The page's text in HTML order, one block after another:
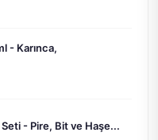
- Karınca,
- Pire, Bit ve Haşe...